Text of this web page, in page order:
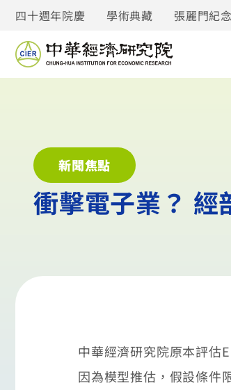
四十週年院慶 學術典藏 張麗門紀
新聞焦點
衝擊電子業？ 經
中華經濟研究院原本評估
因為模型推估，假設條件